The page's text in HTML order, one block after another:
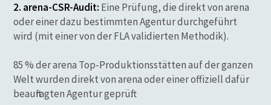
2. arena-CSR-Audit: Eine Prüfung, die direkt von arena
oder einer dazu bestimmten Agentur durchgeführt
wird (mit einer von der FLA validierten Methodik).
85 % der arena Top-Produktionsstätten auf der ganzen
Welt wurden direkt von arena oder einer offiziell dafür
beauftragten Agentur geprüft.